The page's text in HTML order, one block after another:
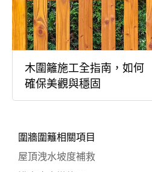
木圍籬施工全指南，如何
確保美觀與穩固
圍牆圍籬相關項目
屋頂洩水坡度補救